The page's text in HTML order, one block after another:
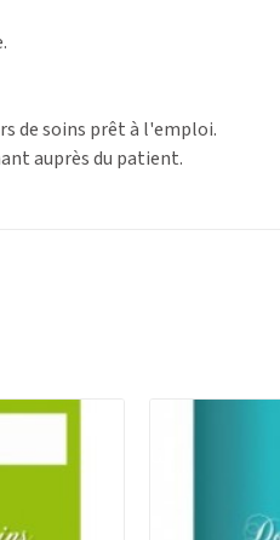
de soins prêt à l'emploi.
auprès du patient.